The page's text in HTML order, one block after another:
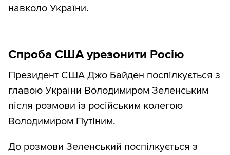
навколо України.
Спроба США урезонити Росію
Президент США Джо Байден поспілкується з
главою України Володимиром Зеленським
після розмови із російським колегою
Володимиром Путіним.
До розмови Зеленський поспілкується з